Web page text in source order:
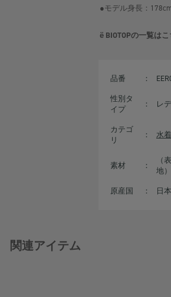
●モデル身長：
ё BIOTOPの一覧はこ
品番 ：
性別タ
イプ
： レ
カテゴ
リ
： 水
素材 ：
（
地
原産国
： 日本
関連アイテム